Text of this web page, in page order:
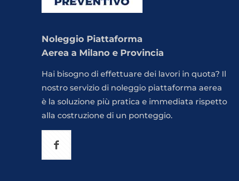
Noleggio Piattaforma
Aerea a Milano e Provincia
Hai bisogno di effettuare dei lavori in quota? Il
nostro servizio di noleggio piattaforma aerea
è la soluzione più pratica e immediata rispetto
alla costruzione di un ponteggio.